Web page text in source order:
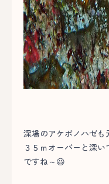
深場のアケボノハゼも
３５ｍオーバーと深
ですね～😆